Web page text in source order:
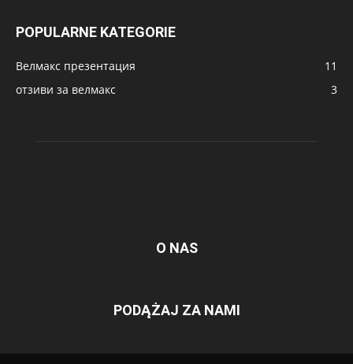
POPULARNE KATEGORIE
Велмакс презентация
11
отзиви за велмакс
3
O NAS
PODĄŻAJ ZA NAMI